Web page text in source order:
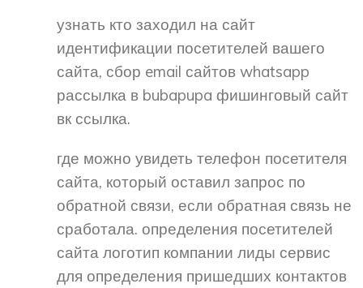
узнать кто заходил на сайт
идентификации посетителей вашего
сайта, сбор email сайтов whatsapp
рассылка в bubapupa фишинговый сайт
вк ссылка.
где можно увидеть телефон посетителя
сайта, который оставил запрос по
обратной связи, если обратная связь не
сработала. определения посетителей
сайта логотип компании лиды сервис
для определения пришедших контактов